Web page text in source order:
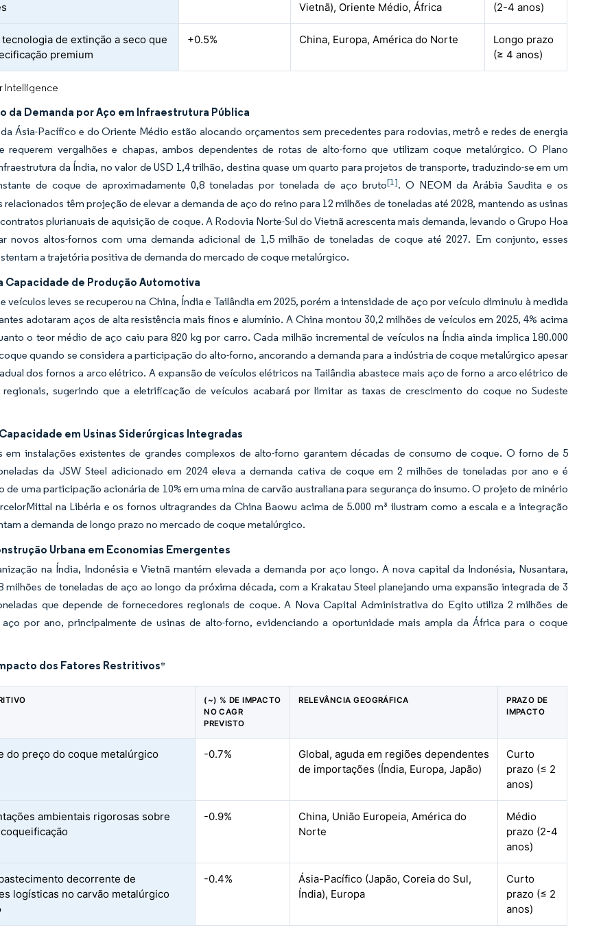
Vietnã), Oriente Médio, África
(2-4 anos)
de extinção a seco que
premium
+0.5% China, Europa, América do Norte
Longo prazo
(≥ 4 anos)
Intelligence
da Demanda por Aço em Infraestrutura Pública
Ásia-Pacífico e do Oriente Médio estão alocando orçamentos sem precedentes para rodovias, metrô e redes de energia
requerem vergalhões e chapas, ambos dependentes de rotas de alto-forno que utilizam coque metalúrgico. O Plano
da Índia, no valor de USD 1,4 trilhão, destina quase um quarto para projetos de transporte, traduzindo-se em um
de coque de aproximadamente 0,8 toneladas por tonelada de aço bruto[1]. O NEOM da Arábia Saudita e os
têm projeção de elevar a demanda de aço do reino para 12 milhões de toneladas até 2028, mantendo as usinas
plurianuais de aquisição de coque. A Rodovia Norte-Sul do Vietnã acrescenta mais demanda, levando o Grupo Hoa
novos altos-fornos com uma demanda adicional de 1,5 milhão de toneladas de coque até 2027. Em conjunto, esses
a trajetória positiva de demanda do mercado de coque metalúrgico.
Capacidade de Produção Automotiva
veículos leves se recuperou na China, Índia e Tailândia em 2025, porém a intensidade de aço por veículo diminuiu à medida
adotaram aços de alta resistência mais finos e alumínio. A China montou 30,2 milhões de veículos em 2025, 4% acima
o teor médio de aço caiu para 820 kg por carro. Cada milhão incremental de veículos na Índia ainda implica 180.000
quando se considera a participação do alto-forno, ancorando a demanda para a indústria de coque metalúrgico apesar
dos fornos a arco elétrico. A expansão de veículos elétricos na Tailândia abastece mais aço de forno a arco elétrico de
regionais, sugerindo que a eletrificação de veículos acabará por limitar as taxas de crescimento do coque no Sudeste
em Usinas Siderúrgicas Integradas
em instalações existentes de grandes complexos de alto-forno garantem décadas de consumo de coque. O forno de 5
da JSW Steel adicionado em 2024 eleva a demanda cativa de coque em 2 milhões de toneladas por ano e é
de uma participação acionária de 10% em uma mina de carvão australiana para segurança do insumo. O projeto de minério
na Libéria e os fornos ultragrandes da China Baowu acima de 5.000 m³ ilustram como a escala e a integração
a demanda de longo prazo no mercado de coque metalúrgico.
Urbana em Economias Emergentes
na Índia, Indonésia e Vietnã mantém elevada a demanda por aço longo. A nova capital da Indonésia, Nusantara,
milhões de toneladas de aço ao longo da próxima década, com a Krakatau Steel planejando uma expansão integrada de 3
que depende de fornecedores regionais de coque. A Nova Capital Administrativa do Egito utiliza 2 milhões de
por ano, principalmente de usinas de alto-forno, evidenciando a oportunidade mais ampla da África para o coque
dos Fatores Restritivos*
(~) % DE IMPACTO
NO CAGR
PREVISTO
RELEVÂNCIA GEOGRÁFICA
PRAZO DE
IMPACTO
do preço do coque metalúrgico -0.7%
Global, aguda em regiões dependentes
de importações (Índia, Europa, Japão)
Curto
prazo (≤ 2
anos)
ambientais rigorosas sobre
-0.9%
China, União Europeia, América do
Norte
Médio
prazo (2-4
anos)
decorrente de
logísticas no carvão metalúrgico
-0.4%
Ásia-Pacífico (Japão, Coreia do Sul,
Índia), Europa
Curto
prazo (≤ 2
anos)